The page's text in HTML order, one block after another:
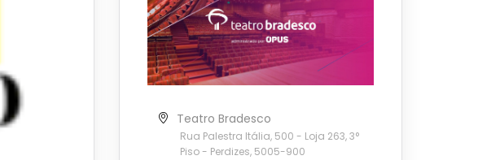
Teatro Bradesco
Rua Palestra Itália, 500 - Loja 263, 3°
Piso - Perdizes, 5005-900